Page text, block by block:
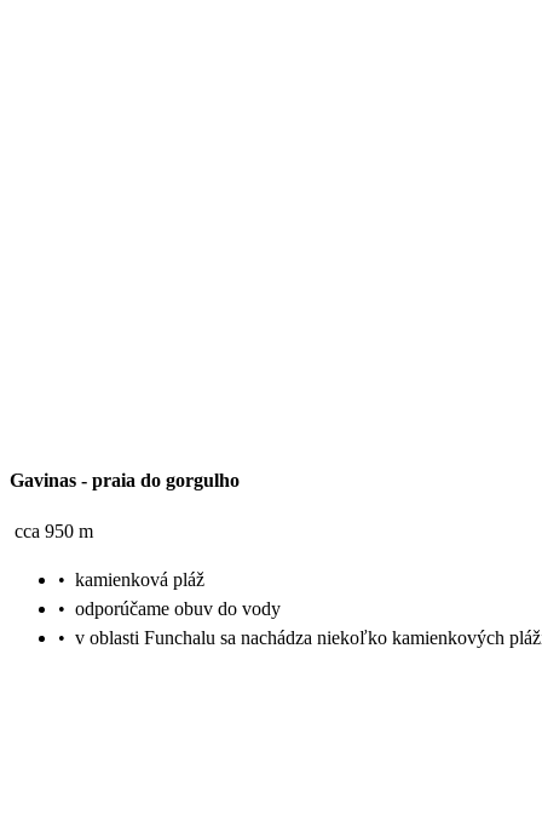
Gavinas - praia do gorgulho
cca 950 m
• kamienková pláž
• odporúčame obuv do vody
• v oblasti Funchalu sa nachádza niekoľko kamienkových